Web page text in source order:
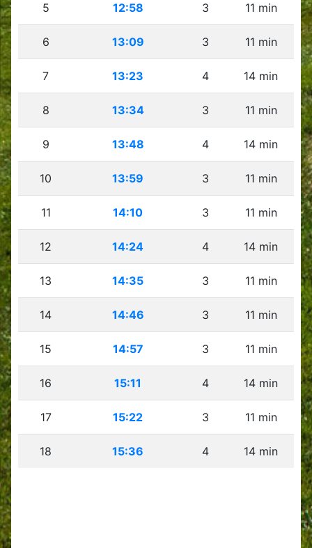
5 12:58 3 11 min
6 13:09 3 11 min
7 13:23 4 14 min
8 13:34 3 11 min
9 13:48 4 14 min
10 13:59 3 11 min
11 14:10 3 11 min
12 14:24 4 14 min
13 14:35 3 11 min
14 14:46 3 11 min
15 14:57 3 11 min
16 15:11 4 14 min
17 15:22 3 11 min
18 15:36 4 14 min